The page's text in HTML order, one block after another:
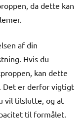
da dette kan
af din
Hvis du
kan dette
Det er derfor vigtigt
vil tilslutte, og at
til formålet.